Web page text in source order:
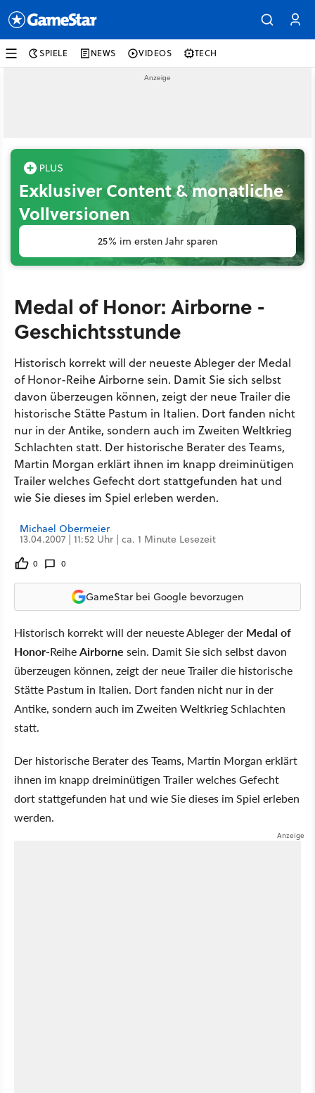
SPIELE NEWS VIDEOS TECH
Exklusiver Content & monatliche
Vollversionen
25% im ersten Jahr sparen
Medal of Honor: Airborne -
Geschichtsstunde
Historisch korrekt will der neueste Ableger der Medal
of Honor-Reihe Airborne sein. Damit Sie sich selbst
davon überzeugen können, zeigt der neue Trailer die
historische Stätte Pastum in Italien. Dort fanden nicht
nur in der Antike, sondern auch im Zweiten Weltkrieg
Schlachten statt. Der historische Berater des Teams,
Martin Morgan erklärt ihnen im knapp dreiminütigen
Trailer welches Gefecht dort stattgefunden hat und
wie Sie dieses im Spiel erleben werden.
Michael Obermeier
13.04.2007 | 11:52 Uhr | ca. 1 Minute Lesezeit
0 0
GameStar bei Google bevorzugen
Historisch korrekt will der neueste Ableger der Medal of
Honor-ReiheAirborne sein. Damit Sie sich selbst davon
überzeugen können, zeigt der neue Trailer die historische
Stätte Pastum in Italien. Dort fanden nicht nur in der
Antike, sondern auch im Zweiten Weltkrieg Schlachten
statt.
Der historische Berater des Teams, Martin Morgan erklärt
ihnen im knapp dreiminütigen Trailer welches Gefecht
dort stattgefunden hat und wie Sie dieses im Spiel erleben
werden.